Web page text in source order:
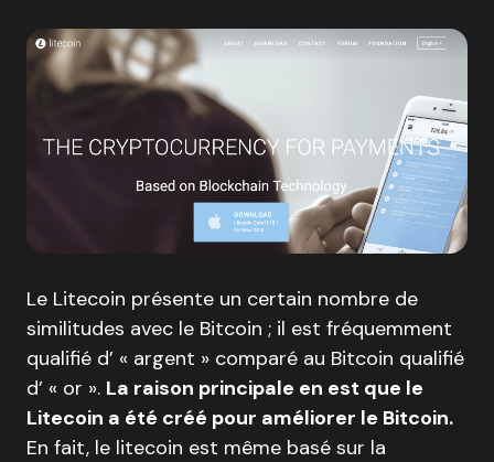
Le Litecoin présente un certain nombre de
similitudes avec le Bitcoin ; il est fréquemment
qualifié d’ « argent » comparé au Bitcoin qualifié
d’ « or ». La raison principale en est que le
Litecoin a été créé pour améliorer le Bitcoin.
En fait, le litecoin est même basé sur la